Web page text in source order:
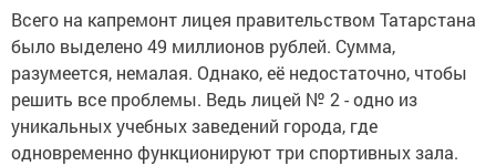
Всего на капремонт лицея правительством Татарстана
было выделено 49 миллионов рублей. Сумма,
разумеется, немалая. Однако, её недостаточно, чтобы
решить все проблемы. Ведь лицей № 2 - одно из
уникальных учебных заведений города, где
одновременно функционируют три спортивных зала.